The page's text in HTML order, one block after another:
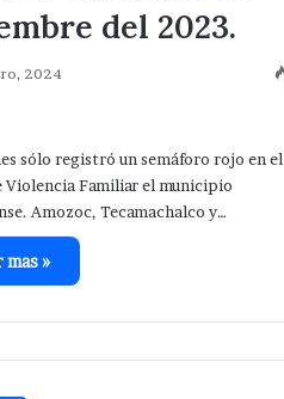
del 2023.
2024
sólo registró un semáforo rojo en el
Violencia Familiar el municipio
Amozoc, Tecamachalco y…
mas »